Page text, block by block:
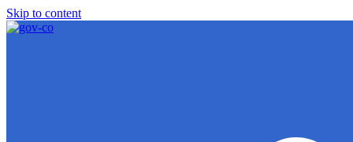
Skip to content